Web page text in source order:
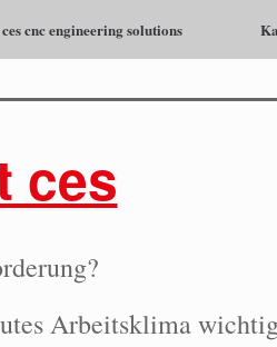
ces cnc engineering solutions
ces
Arbeitsklima